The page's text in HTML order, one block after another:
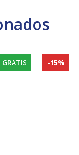
GRATIS -15%